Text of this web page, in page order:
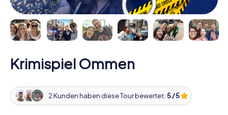
Krimispiel Ommen
2 Kunden haben diese Tour bewertet:5 / 5